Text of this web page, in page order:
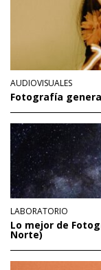
AUDIOVISUALES
Fotografía
LABORATORIO
Lo mejor de
Norte)